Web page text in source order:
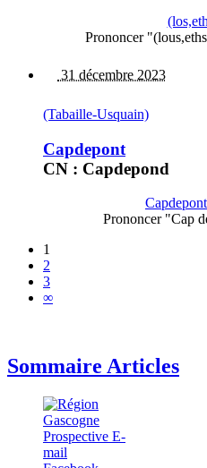
Prononcer
31 décembre 2023
(Tabaille-Usquain)
Capdepont
CN : Capdepond
Prononcer "Cap
1
2
3
∞
Sommaire Articles